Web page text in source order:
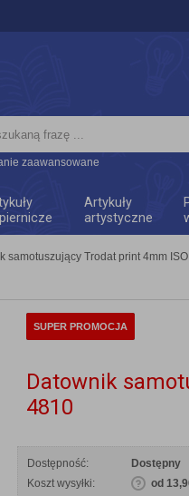
zaawansowane
Artykuły
artystyczne
samotuszujący Trodat print 4mm
SUPER PROMOCJA
Datownik
4810
Dostępność:
Dostępny
Koszt wysyłki:
od